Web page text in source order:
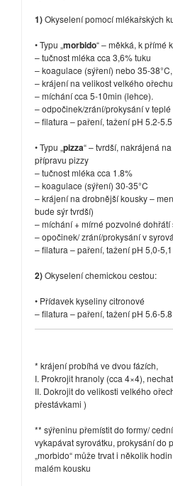
1)Okyselení pomocí mlékařských
• Typu „morbido“ – měkká, k přímé
– tučnost mléka cca 3,6% tuku
– koagulace (sýření) nebo 35-
– krájení na velikost velkého
– míchání cca 5-10min (lehce).
– odpočinek/zrání/prokysání v
– filatura – paření, tažení pH 5.2-
• Typu „pizza“ – tvrdší, nakrájená
přípravu pizzy
– tučnost mléka cca 1.8%
– koagulace (sýření) 30-35°C
– krájení na drobnější kousky –
bude sýr tvrdší)
– míchání + mírné pozvolné dohřátí
– opočinek/ zrání/prokysání v
– filatura – paření, tažení pH 5,0-5,1
2)Okyselení chemickou cestou:
• Přídavek kyseliny citronové
– filatura – paření, tažení pH 5.6-5.8
* krájení probíhá ve dvou fázích,
I. Prokrojit hranoly (cca 4×4),
II. Dokrojit do velikosti velkého
přestávkami )
** sýřeninu přemístit do formy/
vykapávat syrovátku, prokysání do
„morbido“ může trvat i několik
malém kousku